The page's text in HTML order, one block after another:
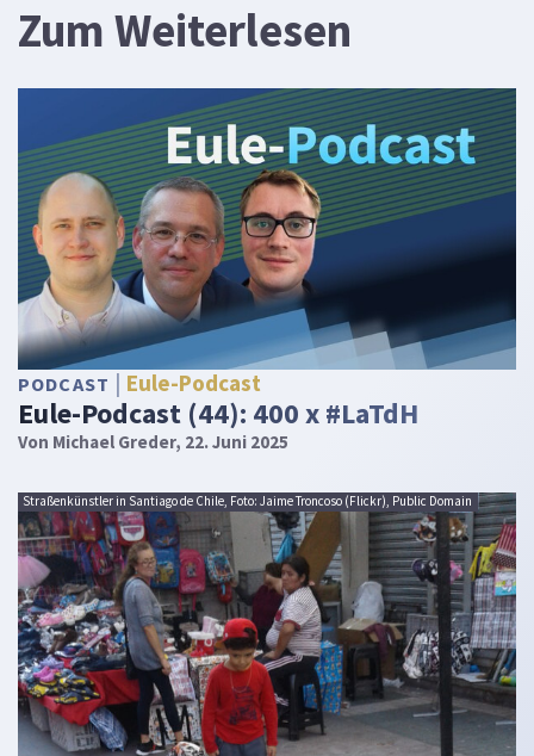
Zum Weiterlesen
PODCAST Eule-Podcast
Eule-Podcast (44): 400 x #LaTdH
Von Michael Greder, 22. Juni 2025
Straßenkünstler in Santiago de Chile, Foto: Jaime Troncoso (Flickr), Public Domain